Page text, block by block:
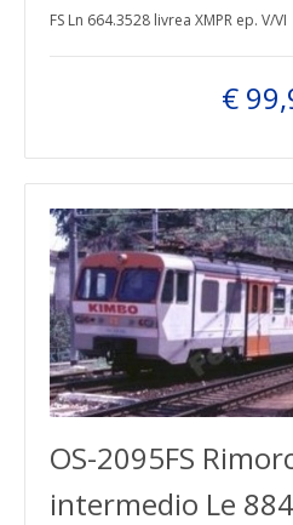
FS Ln 664.3528 livrea XMPR ep. V/VI
€
OS-2095FS
intermedio Le